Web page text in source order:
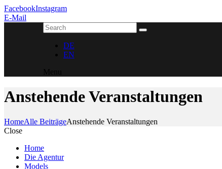
FacebookInstagram
E-Mail
DE
EN
Menu
Anstehende Veranstaltungen
HomeAlle BeiträgeAnstehende Veranstaltungen
Close
Home
Die Agentur
Models